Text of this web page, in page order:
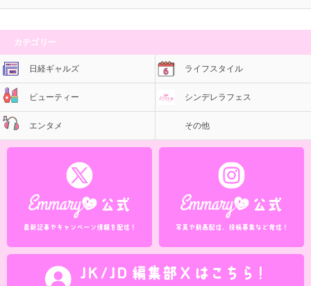
カテゴリー
日経ギャルズ ライフスタイル
ビューティー シンデレラフェス
エンタメ その他